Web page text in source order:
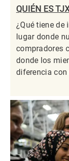
QUIÉN ES
¿Qué tiene de
lugar donde
compradores
donde los
diferencia con